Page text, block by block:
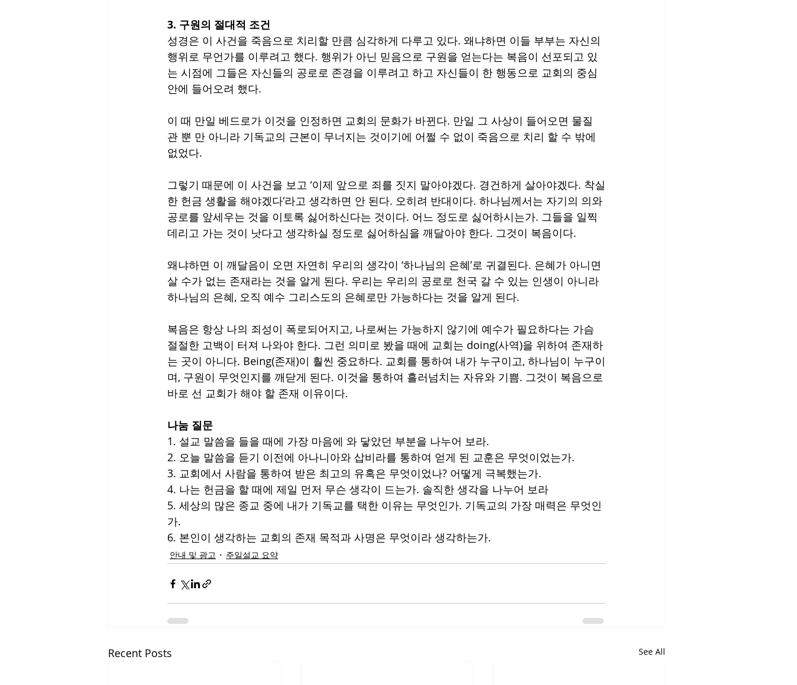
3. 구원의 절대적 조건
성경은 이 사건을 죽음으로 치리할 만큼 심각하게 다루고 있다. 왜냐하면 이들 부부는 자신의
행위로 무언가를 이루려고 했다. 행위가 아닌 믿음으로 구원을 얻는다는 복음이 선포되고 있
는 시점에 그들은 자신들의 공로로 존경을 이루려고 하고 자신들이 한 행동으로 교회의 중심
안에 들어오려 했다.
이 때 만일 베드로가 이것을 인정하면 교회의 문화가 바뀐다. 만일 그 사상이 들어오면 물질
관 뿐 만 아니라 기독교의 근본이 무너지는 것이기에 어쩔 수 없이 죽음으로 치리 할 수 밖에
없었다.
그렇기 때문에 이 사건을 보고 ‘이제 앞으로 죄를 짓지 말아야겠다. 경건하게 살아야겠다. 착실
한 헌금 생활을 해야겠다’라고 생각하면 안 된다. 오히려 반대이다. 하나님께서는 자기의 의와
공로를 앞세우는 것을 이토록 싫어하신다는 것이다. 어느 정도로 싫어하시는가. 그들을 일찍
데리고 가는 것이 낫다고 생각하실 정도로 싫어하심을 깨달아야 한다. 그것이 복음이다.
왜냐하면 이 깨달음이 오면 자연히 우리의 생각이 ‘하나님의 은혜’로 귀결된다. 은혜가 아니면
살 수가 없는 존재라는 것을 알게 된다. 우리는 우리의 공로로 천국 갈 수 있는 인생이 아니라
하나님의 은혜, 오직 예수 그리스도의 은혜로만 가능하다는 것을 알게 된다.
복음은 항상 나의 죄성이 폭로되어지고, 나로써는 가능하지 않기에 예수가 필요하다는 가슴
절절한 고백이 터져 나와야 한다. 그런 의미로 봤을 때에 교회는 doing(사역)을 위하여 존재하
는 곳이 아니다. Being(존재)이 훨씬 중요하다. 교회를 통하여 내가 누구이고, 하나님이 누구이
며, 구원이 무엇인지를 깨닫게 된다. 이것을 통하여 흘러넘치는 자유와 기쁨. 그것이 복음으로
바로 선 교회가 해야 할 존재 이유이다.
나눔 질문
1. 설교 말씀을 들을 때에 가장 마음에 와 닿았던 부분을 나누어 보라.
2. 오늘 말씀을 듣기 이전에 아나니아와 삽비라를 통하여 얻게 된 교훈은 무엇이었는가.
3. 교회에서 사람을 통하여 받은 최고의 유혹은 무엇이었나? 어떻게 극복했는가.
4. 나는 헌금을 할 때에 제일 먼저 무슨 생각이 드는가. 솔직한 생각을 나누어 보라
5. 세상의 많은 종교 중에 내가 기독교를 택한 이유는 무엇인가. 기독교의 가장 매력은 무엇인
가.
6. 본인이 생각하는 교회의 존재 목적과 사명은 무엇이라 생각하는가.
안내 및 광고 주일설교 요약
Recent Posts See All